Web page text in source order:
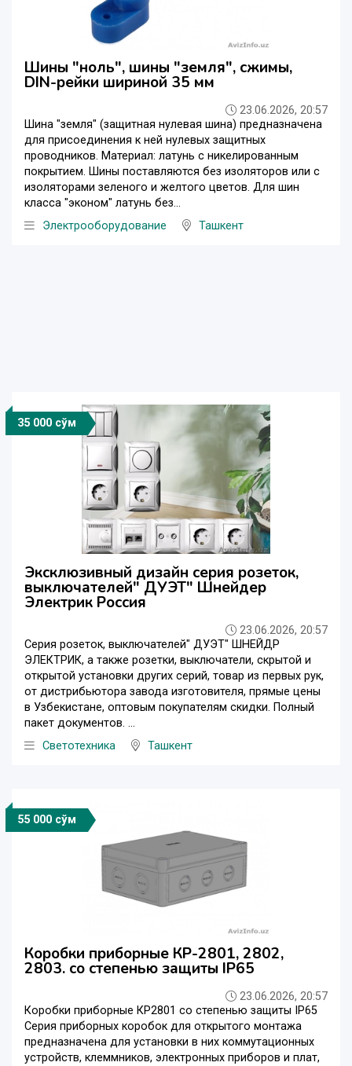
Шины "ноль", шины "земля", сжимы,
DIN-рейки шириной 35 мм
23.06.2026, 20:57
Шина "земля" (защитная нулевая шина) предназначена
для присоединения к ней нулевых защитных
проводников. Материал: латунь с никелированным
покрытием. Шины поставляются без изоляторов или с
изоляторами зеленого и желтого цветов. Для шин
класса "эконом" латунь без...
Электрооборудование
Ташкент
35 000 сўм
Эксклюзивный дизайн серия розеток,
выключателей" ДУЭТ" Шнейдер
Электрик Россия
23.06.2026, 20:57
Серия розеток, выключателей" ДУЭТ" ШНЕЙДР
ЭЛЕКТРИК, а также розетки, выключатели, скрытой и
открытой установки других серий, товар из первых рук,
от дистрибьютора завода изготовителя, прямые цены
в Узбекистане, оптовым покупателям скидки. Полный
пакет документов. ...
Светотехника
Ташкент
55 000 сўм
Коробки приборные КР-2801, 2802,
2803. со степенью защиты IP65
23.06.2026, 20:57
Коробки приборные КР2801 со степенью защиты IP65
Серия приборных коробок для открытого монтажа
предназначена для установки в них коммутационных
устройств, клеммников, электронных приборов и плат,